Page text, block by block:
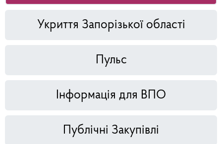
Укриття Запорізької області
Пульс
Інформація для ВПО
Публічні Закупівлі